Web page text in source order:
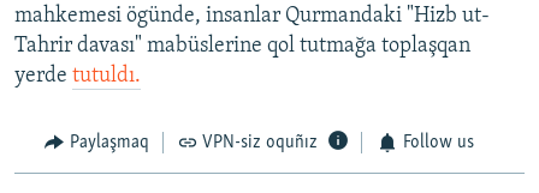
mahkemesi ögünde, insanlar Qurmandaki "Hizb ut-
Tahrir davası" mabüslerine qol tutmağa toplaşqan
yerde tutuldı.
Paylaşmaq VPN-siz oquñız Follow us